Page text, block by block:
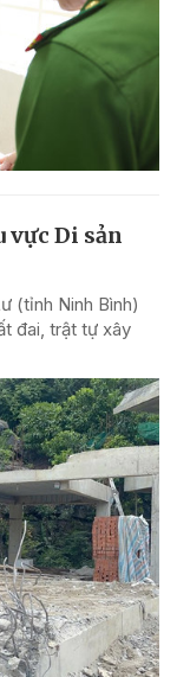
vực Di sản
(tỉnh Ninh Bình)
đai, trật tự xây